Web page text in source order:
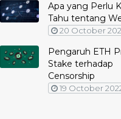
Apa yang Perlu
Tahu tentang
20 October
Pengaruh ETH
Stake terhadap
Censorship
19 October